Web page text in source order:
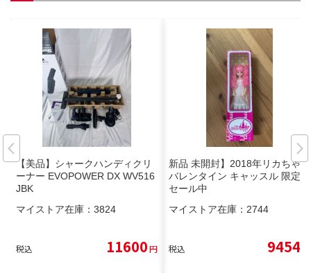
【美品】シャークハンディクリ
ーナー EVOPOWER DX WV516
JBK
マイストア在庫： 3824
税込 11600円
新品 未開封】2018年リカちゃん
バレンタイン キャッスル 限定
セール中
マイストア在庫： 2744
税込 9454